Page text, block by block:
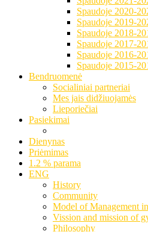
Spaudoje 2020-
Spaudoje 2019-
Spaudoje 2018-
Spaudoje 2017-
Spaudoje 2016-
Spaudoje 2015-
Bendruomenė
Socialiniai partneriai
Mes jais didžiuojamės
Lieporiečiai
Pasiekimai
Dienynas
Priėmimas
1.2 % parama
ENG
History
Community
Model of Management
Vission and mission of
Philosophy